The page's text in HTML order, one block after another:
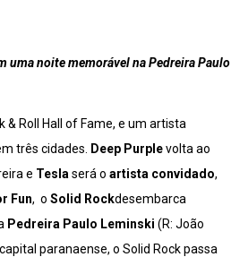
uma noite memorável na Pedreira Paulo
Roll Hall of Fame, e um artista
três cidades. Deep Purplevolta ao
e Tesla será o artista convidado,
Fun, o Solid Rockdesembarca
Pedreira Paulo Leminski (R: João
paranaense, o Solid Rock passa